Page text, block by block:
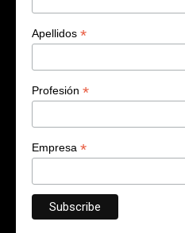
Apellidos *
Profesión *
Empresa *